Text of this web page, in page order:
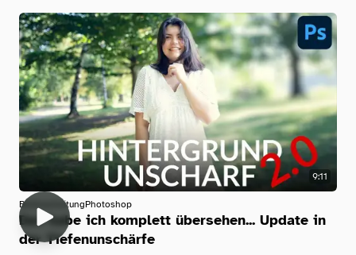
9:11
BildbearbeitungPhotoshop
Das habe ich komplett übersehen... Update in
der Tiefenunschärfe